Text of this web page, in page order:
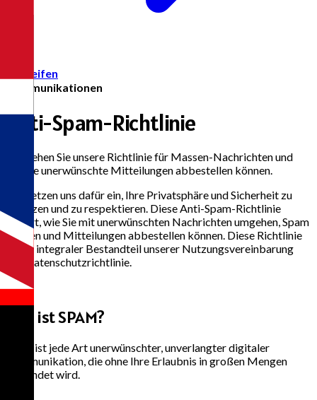
Zugreifen
Kommunikationen
Anti-Spam-Richtlinie
Verstehen Sie unsere Richtlinie für Massen-Nachrichten und
wie Sie unerwünschte Mitteilungen abbestellen können.
Wir setzen uns dafür ein, Ihre Privatsphäre und Sicherheit zu
schützen und zu respektieren. Diese Anti-Spam-Richtlinie
erklärt, wie Sie mit unerwünschten Nachrichten umgehen, Spam
melden und Mitteilungen abbestellen können. Diese Richtlinie
ist ein integraler Bestandteil unserer Nutzungsvereinbarung
und Datenschutzrichtlinie.
1
Was ist SPAM?
Spam ist jede Art unerwünschter, unverlangter digitaler
Kommunikation, die ohne Ihre Erlaubnis in großen Mengen
versendet wird.